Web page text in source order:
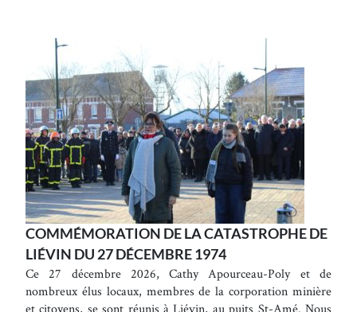
COMMÉMORATION DE LA CATASTROPHE DE
LIÉVIN DU 27 DÉCEMBRE 1974
Ce 27 décembre 2026, Cathy Apourceau-Poly et de
nombreux élus locaux, membres de la corporation minière
et citoyens, se sont réunis à Liévin, au puits St-Amé. Nous